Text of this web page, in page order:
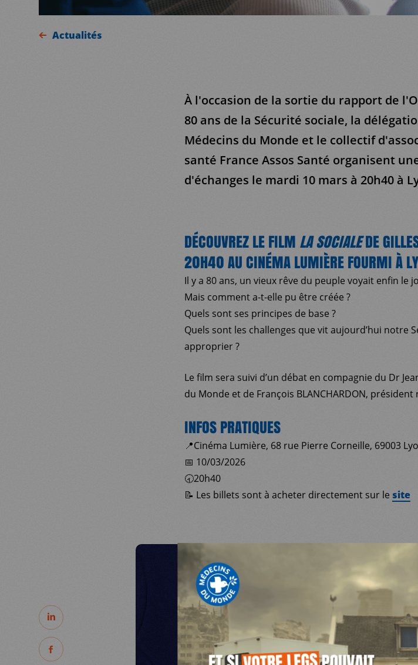
SUR LE TERRAIN
ACTUALITÉS
Actualités
À l'occasion de la sortie du rapport de
80 ans de la Sécurité sociale, la
Médecins du Monde et le collectif
santé France Assos Santé organisent
d'échanges le mardi 10 mars à 20h40 à
DÉCOUVREZ LE FILM LA SOCIALEDE
20H40 AU CINÉMA LUMIÈRE FOURMI À
Il y a 80 ans, un vieux rêve du peuple voyait enfin le
Mais comment a-t-elle pu être créée ?
Quels sont ses principes de base ?
Quels sont les challenges que vit aujourd’hui notre
approprier ?
Le film sera suivi d’un débat en compagnie du Dr
du Monde et de François BLANCHARDON,
INFOS PRATIQUES
📍Cinéma Lumière, 68 rue Pierre Corneille, 69003
📅 10/03/2026
🕣20h40
📝 Les billets sont à acheter directement sur le site
PLUS
04 72 92
PARTAGER
PARTAGER